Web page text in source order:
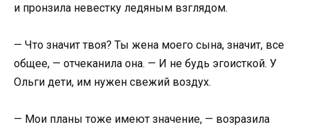
и пронзила невестку ледяным взглядом.
— Что значит твоя? Ты жена моего сына, значит, все
общее, — отчеканила она. — И не будь эгоисткой. У
Ольги дети, им нужен свежий воздух.
— Мои планы тоже имеют значение, — возразила